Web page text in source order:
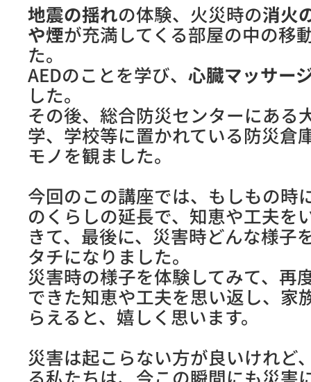
地震の揺れの体験、火災時の消火
や煙が充満してくる部屋の中の移
た。
AEDのことを学び、 心臓マッサー
した。
その後、総合防災センターにある
学、学校等に置かれている防災倉
モノを観ました。
今回のこの講座では、もしもの時
のくらしの延長で、知恵や工夫を
きて、最後に、災害時どんな様子
タチになりました。
災害時の様子を体験してみて、再
できた知恵や工夫を思い返し、家
らえると、嬉しく思います。
災害は起こらない方が良いけれど
る私たちは、今この瞬間にも災害